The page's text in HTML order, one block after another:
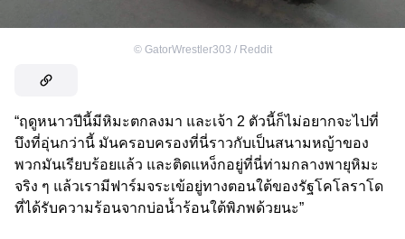
© GatorWrestler303 / Reddit
“ฤดูหนาวปีนี้มีหิมะตกลงมา และเจ้า 2 ตัวนี้ก็ไม่อยากจะไปที่
บึงที่อุ่นกว่านี้ มันครอบครองที่นี่ราวกับเป็นสนามหญ้าของ
พวกมันเรียบร้อยแล้ว และติดแหง็กอยู่ที่นี่ท่ามกลางพายุหิมะ
จริง ๆ แล้วเรามีฟาร์มจระเข้อยู่ทางตอนใต้ของรัฐโคโลราโด
ที่ได้รับความร้อนจากบ่อน้ำร้อนใต้พิภพด้วยนะ”